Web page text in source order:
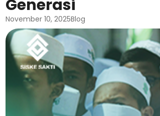
Generasi
November 10, 2025Blog